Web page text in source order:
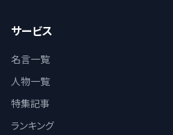
サービス
名言一覧
人物一覧
特集記事
ランキング